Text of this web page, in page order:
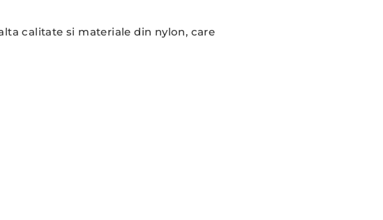
calitate si materiale din nylon, care